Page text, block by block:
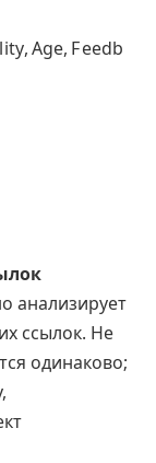
lity,Age, Feedb
анализирует
ссылок. Не
одинаково;